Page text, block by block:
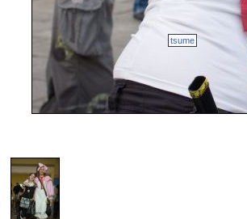
tsume